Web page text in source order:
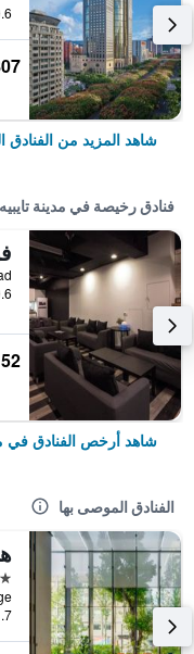
0.6 كيلومتر
شاهد المزيد من الفنادق
فنادق رخيصة في مدينة تايبيه
0.6 كيلومتر
52 ﷼
شاهد أرخص الفنادق في
الفنادق الموصى بها
4 نجوم
1.7 كيلومتر